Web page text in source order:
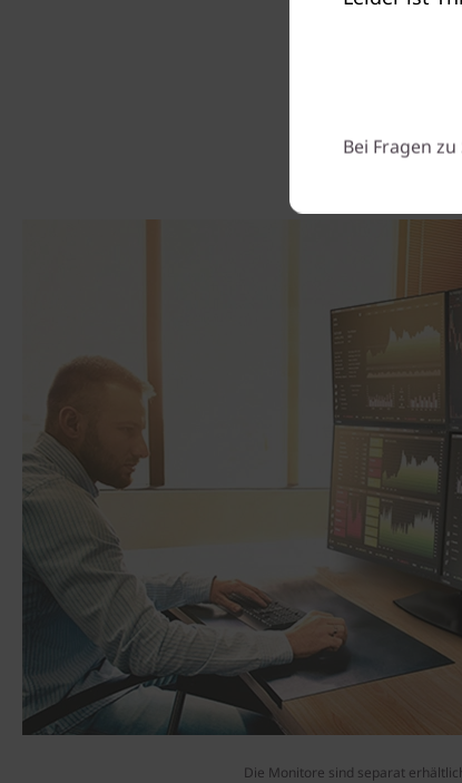
Die Monitore sind separat
Bei Fragen